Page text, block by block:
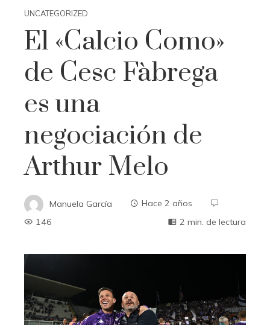
UNCATEGORIZED
El «Calcio Como»
de Cesc Fàbrega
es una
negociación de
Arthur Melo
Manuela García
Hace 2 años
146
2 min. de lectura